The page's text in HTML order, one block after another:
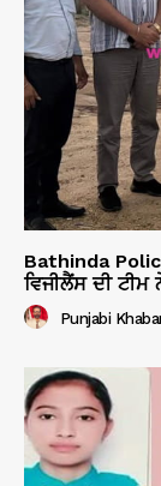
Bathinda
ਵਿਜੀਲੈਂਸ ਦੀ
Punjabi